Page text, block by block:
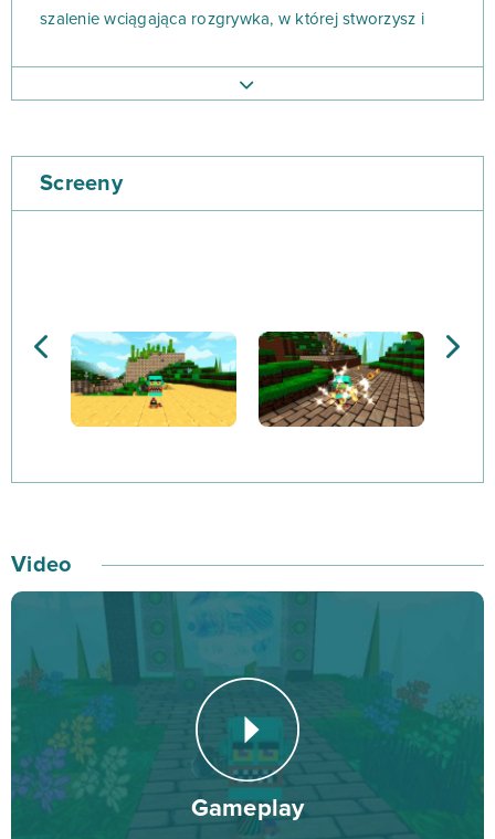
szalenie wciągająca rozgrywka, w której stworzysz i
z… klocków. Rozwijająca kreatywność rozgrywka
tablety z systemem operacyjnym Android i
jednocześnie jest grą free-to-play.
gwiazd! Rozgrywka polega na budowaniu z klocków
świata, który udostępnić możesz następnie innym
graczom w trybie wieloosobowym. Przed wejściem do
spersonalizowaną postać poprzez dostosowanie
zatem na stworzenie własnej, unikatowej postaci, ale
też kształtowanie trójwymiarowego świata i
nieskończone godziny zabawy wraz z innymi
użytkownikami. Mechanika rozgrywki zapewnia dość
dużą dozę swobody i niemal nieograniczone pole do
zabawy.
Screeny
Video
Gameplay